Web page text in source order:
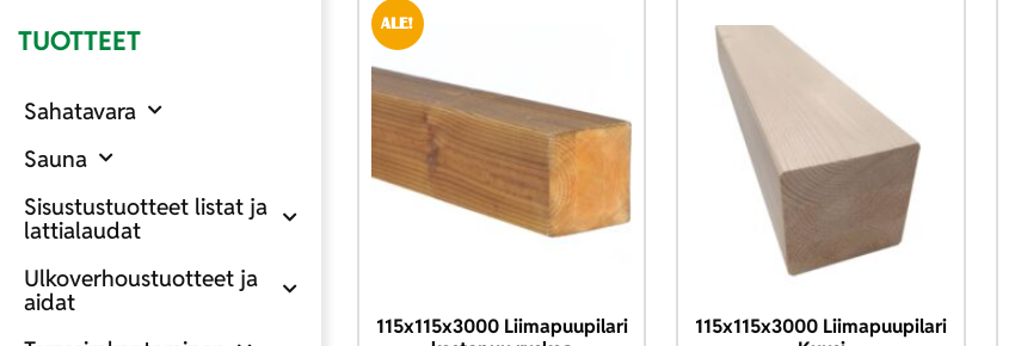
TUOTTEET
Sahatavara
Sauna
Sisustustuotteet listat ja
lattialaudat
Ulkoverhoustuotteet ja
aidat
ALE!
115x115x3000 Liimapuupilari
115x115x3000 Liimapuupilari